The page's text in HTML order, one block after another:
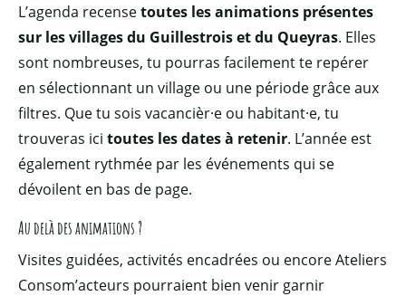
L’agenda recensetoutes les animations présentes
sur les villages du Guillestrois et du Queyras. Elles
sont nombreuses, tu pourras facilement te repérer
en sélectionnant un village ou une période grâce aux
filtres. Que tu sois vacancièr·e ou habitant·e, tu
trouveras ici toutes les dates à retenir. L’année est
également rythmée par les événements qui se
dévoilent en bas de page.
Au delà des animations ?
Visites guidées, activités encadrées ou encore Ateliers
Consom’acteurs pourraient bien venir garnir